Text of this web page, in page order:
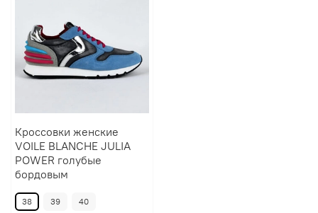
Кроссовки женские
VOILE BLANCHE JULIA
POWER голубые
бордовым
38 39 40